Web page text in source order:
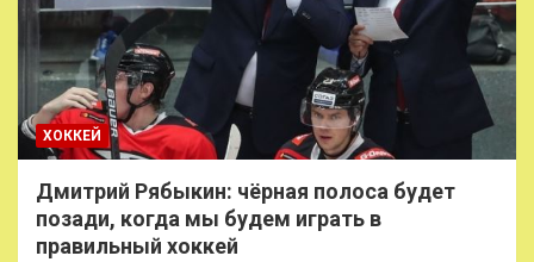
ХОККЕЙ
Дмитрий Рябыкин: чёрная полоса будет
позади, когда мы будем играть в
правильный хоккей